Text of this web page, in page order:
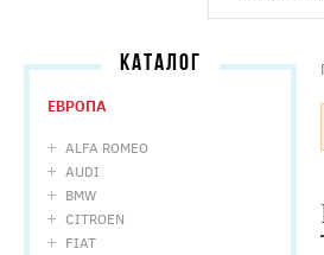
КАТАЛОГ
ЕВРОПА
ALFA ROMEO
AUDI
BMW
CITROEN
FIAT